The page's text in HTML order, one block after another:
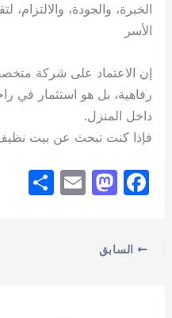
الخبرة، والجودة،
الأسر
إن الاعتماد على شركة
رفاهية، بل هو استثمار في
داخل المنزل.
فإذا كنت تبحث عن بيت نظيف
F
e
M
E
السابق